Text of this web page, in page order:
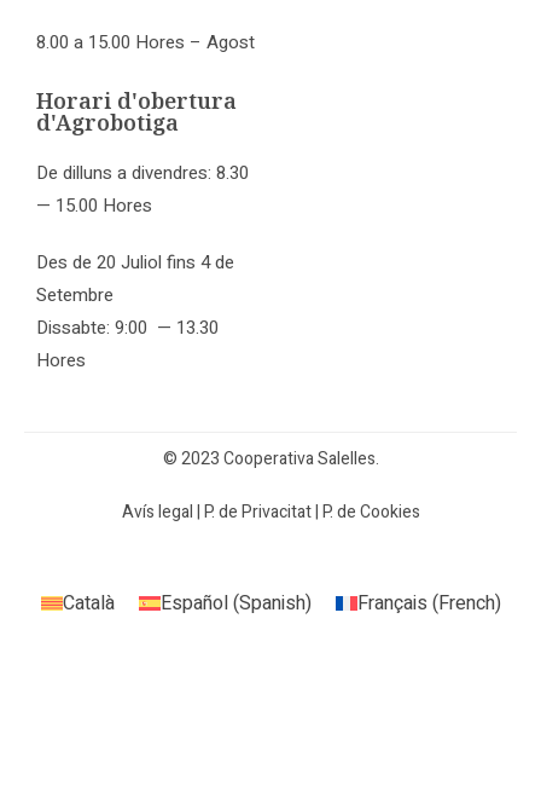
8.00 a 15.00 Hores – Agost
Horari d'obertura
d'Agrobotiga
De dilluns a divendres: 8.30
— 15.00 Hores
Des de 20 Juliol fins 4 de
Setembre
Dissabte: 9:00 — 13.30
Hores
© 2023 Cooperativa Salelles.
Avís legal|P. de Privacitat|P. de Cookies
Català Español(Spanish) Français (French)